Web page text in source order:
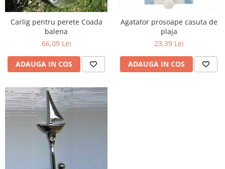
Decoratiuni care se agata
Tablouri
Carlig pentru perete Coada
balena
66,09 Lei
ADAUGA IN COS
Agatator prosoape casuta de
plaja
23,39 Lei
ADAUGA IN COS